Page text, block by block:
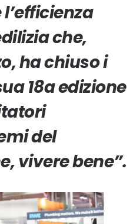
che,
ha chiuso i
18a edizione
del
vivere bene”.